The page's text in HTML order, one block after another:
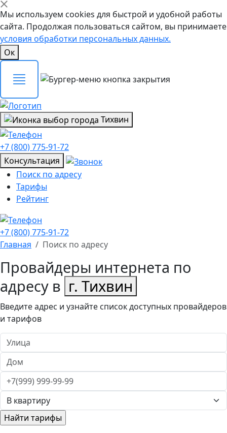
Мы используем cookies для быстрой и удобной работы
сайта. Продолжая пользоваться сайтом, вы принимаете
условия обработки персональных данных.
Ок
Тихвин
+7 (800) 775-91-72
Консультация
Поиск по адресу
Тарифы
Рейтинг
+7 (800) 775-91-72
Главная
Поиск по адресу
Провайдеры интернета по
адресу в г. Тихвин
Введите адрес и узнайте список доступных провайдеров
и тарифов